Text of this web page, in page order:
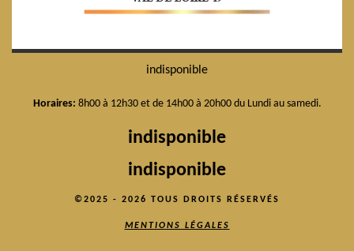
indisponible
Horaires: 8h00 à 12h30 et de 14h00 à 20h00 du Lundi au samedi.
indisponible
indisponible
©2025 - 2026 TOUS DROITS RÉSERVÉS
MENTIONS LÉGALES